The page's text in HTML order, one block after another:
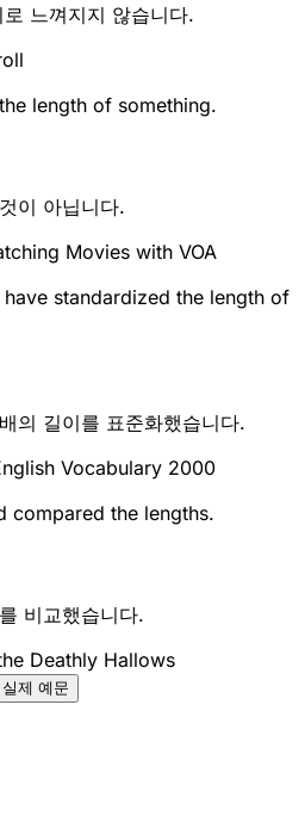
느껴지지 않습니다.
length of something.
이 아닙니다.
Movies with VOA
standardized the length of
의 길이를 표준화했습니다.
Vocabulary 2000
compared the lengths.
비교했습니다.
Deathly Hallows
실제 예문